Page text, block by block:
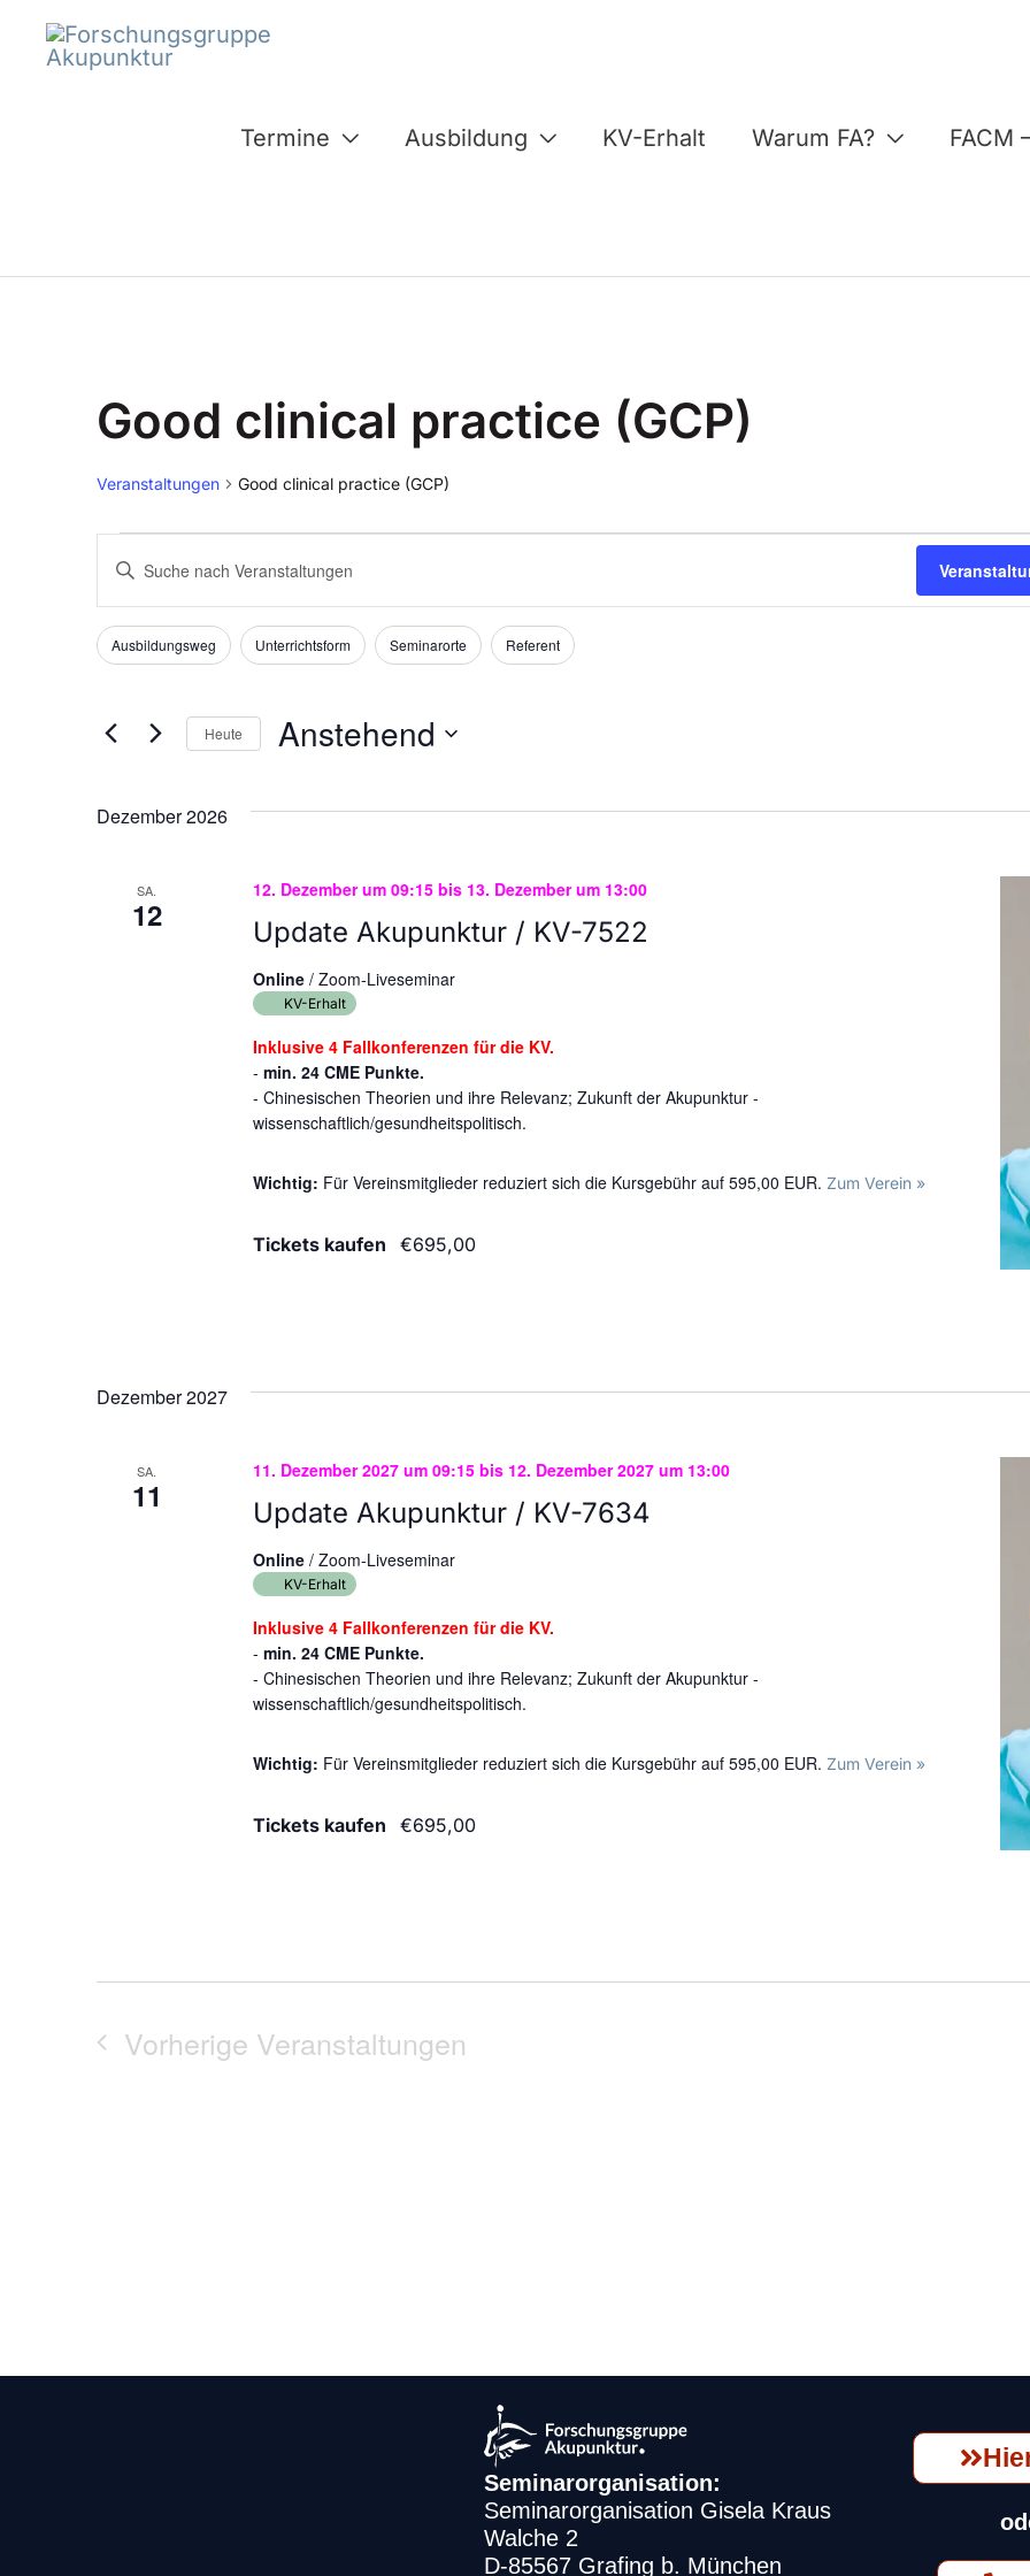
springen
Inhalt
springen
Termine Ausbildung KV-Erhalt Warum FA? FACM
Good clinical practice (GCP)
Veranstaltungen Good clinical practice (GCP)
Veranstaltungen
Veranstaltungen
Suche
und
Ansichten,
Navigation
Bitte
Schlüsselwort
eingeben.
Suche
nach
Schlüsselwort.
Filter
Das
Formular-
die
Veranstaltungen
Ausbildungsweg Unterrichtsform Seminarorte Referent
Heute Anstehend
Dezember 2026
SA.
12 Update Akupunktur / KV-7522
12. Dezember um 09:15bis 13. Dezember um 13:00
Online / Zoom-Liveseminar
KV-Erhalt
Inklusive 4 Fallkonferenzen für die KV.
- min. 24 CME Punkte.
- Chinesischen Theorien und ihre Relevanz; Zukunft der Akupunktur -
wissenschaftlich/gesundheitspolitisch.
Wichtig: Für Vereinsmitglieder reduziert sich die Kursgebühr auf 595,00 EUR. Zum Verein »
Tickets kaufen €695,00
Dezember 2027
SA.
11 Update Akupunktur / KV-7634
11. Dezember 2027 um 09:15bis 12. Dezember 2027 um 13:00
Online / Zoom-Liveseminar
KV-Erhalt
Inklusive 4 Fallkonferenzen für die KV.
- min. 24 CME Punkte.
- Chinesischen Theorien und ihre Relevanz; Zukunft der Akupunktur -
wissenschaftlich/gesundheitspolitisch.
Wichtig: Für Vereinsmitglieder reduziert sich die Kursgebühr auf 595,00 EUR. Zum Verein »
Tickets kaufen €695,00
Vorherige Veranstaltungen
Seminarorganisation:
Seminarorganisation Gisela Kraus
Walche 2
D-85567 Grafing b. München